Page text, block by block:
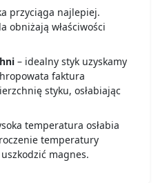
przyciąga najlepiej.
obniżają właściwości
– idealny styk uzyskamy
faktura
styku, osłabiając
temperatura osłabia
temperatury
magnes.